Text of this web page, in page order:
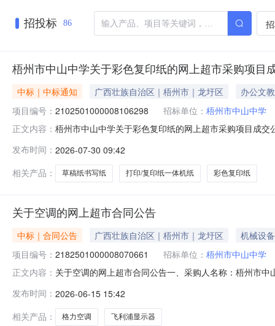
招投标 86
梧州市中山中学关于彩色复印纸的网上超市采购项目
中标｜中标通知 广西壮族自治区｜梧州市｜龙圩区
办公文教
项目编号： 2102501000008106298 招标单位： 梧州市中山中学
正文内容： 梧州市中山中学关于彩色复印纸的网上超市采购项目成
采购计划信息：序号采购计划文号信息采购计划金额
发布时间： 2026-07-30 09:42
相关产品：
草稿纸书写纸 打印/复印纸一体机纸 彩色复印纸
关于空调的网上超市合同公告
中标｜合同公告 广西壮族自治区｜梧州市｜龙圩区
机械设备
项目编号： 2182501000008070661 招标单位： 梧州市中山中学
正文内容： 关于空调的网上超市合同公告一、采购人名称：梧州市
力/GREEKFR-35GW/(35504)FNhAa-B1台
发布时间： 2026-06-15 15:42
相关产品：
格力空调 飞利浦显示器